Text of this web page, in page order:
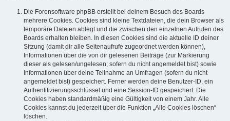
Die Forensoftware phpBB erstellt bei deinem Besuch des Boards
mehrere Cookies. Cookies sind kleine Textdateien, die dein Browser als
temporäre Dateien ablegt und die zwischen den einzelnen Aufrufen des
Boards erhalten bleiben. In diesen Cookies sind die aktuelle ID deiner
Sitzung (damit dir alle Seitenaufrufe zugeordnet werden können),
Informationen über die von dir gelesenen Beiträge (zur Markierung
dieser als gelesen/ungelesen; sofern du nicht angemeldet bist) sowie
Informationen über deine Teilnahme an Umfragen (sofern du nicht
angemeldet bist) gespeichert. Ferner werden deine Benutzer-ID, ein
Authentifizierungsschlüssel und eine Session-ID gespeichert. Die
Cookies haben standardmäßig eine Gültigkeit von einem Jahr. Alle
Cookies kannst du jederzeit über die Funktion „Alle Cookies löschen“
löschen.